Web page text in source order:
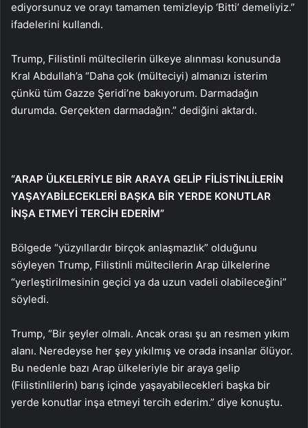
ediyorsunuz ve orayı tamamen temizleyip ‘Bitti’ demeliyiz.”
ifadelerini kullandı.
Trump, Filistinli mültecilerin ülkeye alınması konusunda
Kral Abdullah’a “Daha çok (mülteciyi) almanızı isterim
çünkü tüm Gazze Şeridi’ne bakıyorum. Darmadağın
durumda. Gerçekten darmadağın.” dediğini aktardı.
“ARAP ÜLKELERİYLE BİR ARAYA GELİP FİLİSTİNLİLERİN
YAŞAYABİLECEKLERİ BAŞKA BİR YERDE KONUTLAR
İNŞA ETMEYİ TERCİH EDERİM”
Bölgede “yüzyıllardır birçok anlaşmazlık” olduğunu
söyleyen Trump, Filistinli mültecilerin Arap ülkelerine
“yerleştirilmesinin geçici ya da uzun vadeli olabileceğini”
söyledi.
Trump, “Bir şeyler olmalı. Ancak orası şu an resmen yıkım
alanı. Neredeyse her şey yıkılmış ve orada insanlar ölüyor.
Bu nedenle bazı Arap ülkeleriyle bir araya gelip
(Filistinlilerin) barış içinde yaşayabilecekleri başka bir
yerde konutlar inşa etmeyi tercih ederim.” diye konuştu.